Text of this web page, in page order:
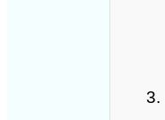
3.